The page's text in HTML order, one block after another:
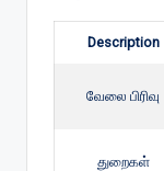
Description
வேலை பிரிவு
துறைகள்